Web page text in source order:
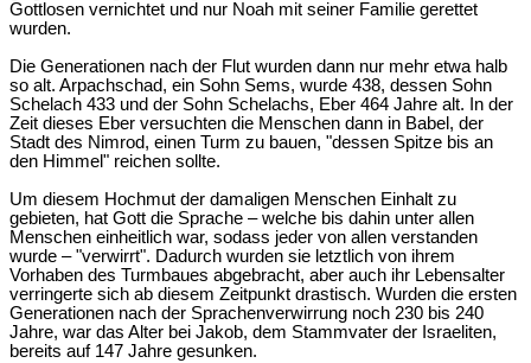
Gottlosen vernichtet und nur Noah mit seiner Familie gerettet
wurden.
Die Generationen nach der Flut wurden dann nur mehr etwa halb
so alt. Arpachschad, ein Sohn Sems, wurde 438, dessen Sohn
Schelach 433 und der Sohn Schelachs, Eber 464 Jahre alt. In der
Zeit dieses Eber versuchten die Menschen dann in Babel, der
Stadt des Nimrod, einen Turm zu bauen, "dessen Spitze bis an
den Himmel" reichen sollte.
Um diesem Hochmut der damaligen Menschen Einhalt zu
gebieten, hat Gott die Sprache – welche bis dahin unter allen
Menschen einheitlich war, sodass jeder von allen verstanden
wurde – "verwirrt". Dadurch wurden sie letztlich von ihrem
Vorhaben des Turmbaues abgebracht, aber auch ihr Lebensalter
verringerte sich ab diesem Zeitpunkt drastisch. Wurden die ersten
Generationen nach der Sprachenverwirrung noch 230 bis 240
Jahre, war das Alter bei Jakob, dem Stammvater der Israeliten,
bereits auf 147 Jahre gesunken.